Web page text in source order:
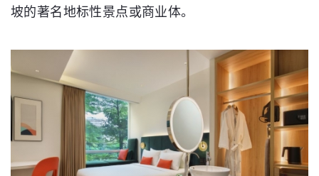
坡的著名地标性景点或商业体。